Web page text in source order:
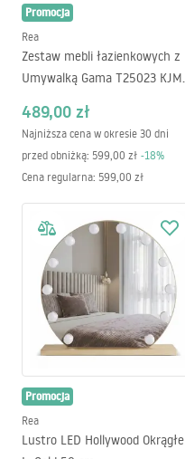
Promocja
Rea
Zestaw mebli łazienkowych z
Umywalką Gama T25023 KJM
489,00 zł
Najniższa cena w okresie 30 dni
przed obniżką: 599,00 zł -18%
Cena regularna: 599,00 zł
Promocja
Rea
Lustro LED Hollywood Okrągłe